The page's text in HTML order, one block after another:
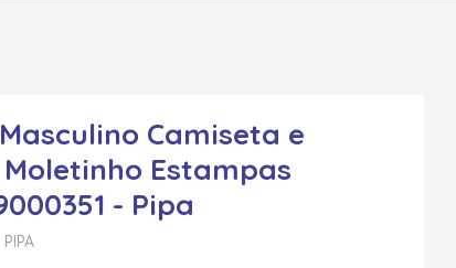
Camiseta e
Estampas
- Pipa